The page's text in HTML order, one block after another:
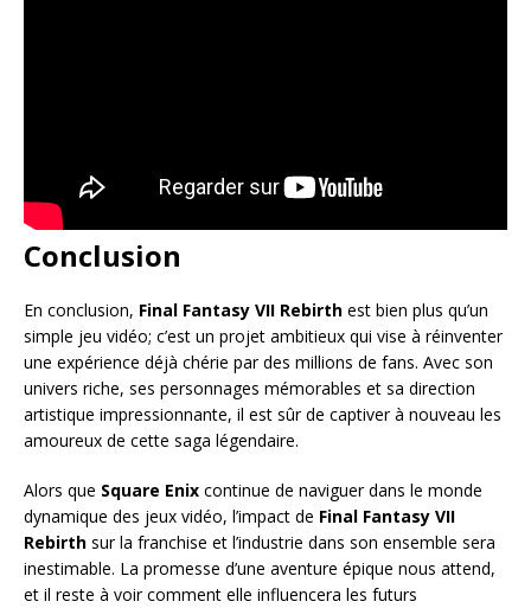
Conclusion
En conclusion, Final Fantasy VII Rebirth est bien plus qu’un
simple jeu vidéo; c’est un projet ambitieux qui vise à réinventer
une expérience déjà chérie par des millions de fans. Avec son
univers riche, ses personnages mémorables et sa direction
artistique impressionnante, il est sûr de captiver à nouveau les
amoureux de cette saga légendaire.
Alors que Square Enix continue de naviguer dans le monde
dynamique des jeux vidéo, l’impact de Final Fantasy VII
Rebirth sur la franchise et l’industrie dans son ensemble sera
inestimable. La promesse d’une aventure épique nous attend,
et il reste à voir comment elle influencera les futurs